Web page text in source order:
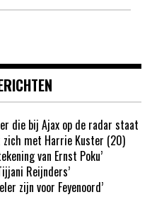
die bij Ajax op de radar staat
zich met Harrie Kuster (20)
van Ernst Poku’
Reijnders’
zijn voor Feyenoord’